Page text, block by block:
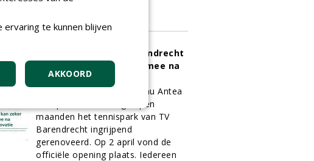
Tennispark van TV Barendrecht
kan zeker weer 25 jaar mee na
ingrijpende renovatie
Ingenieurs- en adviesbureau Antea
Group heeft in de afgelopen
maanden het tennispark van TV
Barendrecht ingrijpend
gerenoveerd. Op 2 april vond de
officiële opening plaats. Iedereen
te kunnen blijven
AKKOORD